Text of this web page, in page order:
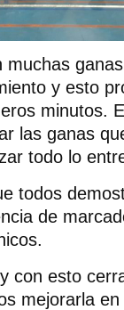
muchas
y esto
minutos.
las ganas
todo lo
todos
de
con esto
mejorarla